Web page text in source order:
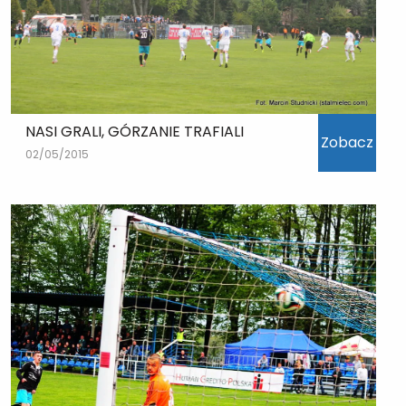
NASI GRALI, GÓRZANIE TRAFIALI
02/05/2015
Zobacz